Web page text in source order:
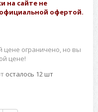
на сайте не
офертой.
цене ограничено, но вы
цене!
осталось 12 шт